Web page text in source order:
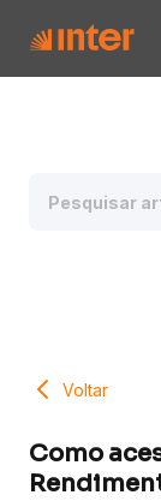
Voltar
Como